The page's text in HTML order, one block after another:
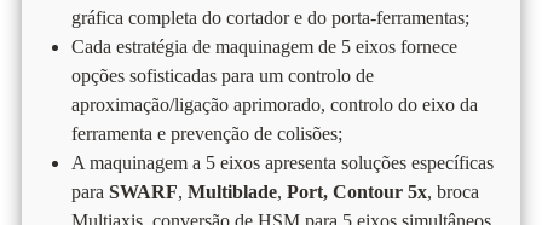
gráfica completa do cortador e do porta-ferramentas;
Cada estratégia de maquinagem de 5 eixos fornece
opções sofisticadas para um controlo de
aproximação/ligação aprimorado, controlo do eixo da
ferramenta e prevenção de colisões;
A maquinagem a 5 eixos apresenta soluções específicas
para SWARF, Multiblade, Port, Contour 5x, broca
Multiaxis, conversão de HSM para 5 eixos simultâneos,